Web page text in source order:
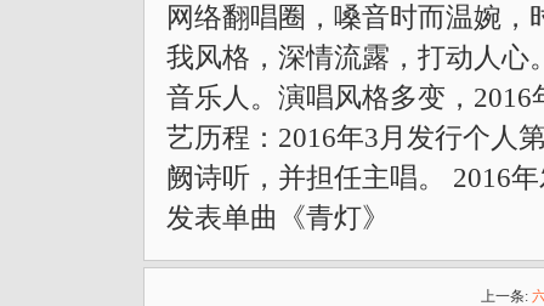
网络翻唱圈，嗓音时而温婉
我风格，深情流露，打动人心
音乐人。演唱风格多变，
艺历程：2016年3月发行个人
阙诗听，并担任主唱。 2016
发表单曲《青灯》
上一条: